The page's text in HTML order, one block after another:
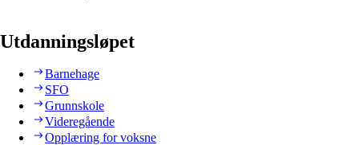
Utdanningsløpet
Barnehage
SFO
Grunnskole
Videregående
Opplæring for voksne